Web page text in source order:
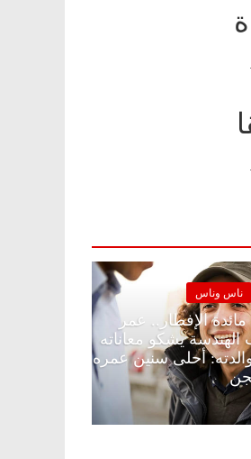
ناس وناس
مائدة الإفطار.. عمر
الهندسة يشكو معاناته
ووالدته: أحلى سنين عمره